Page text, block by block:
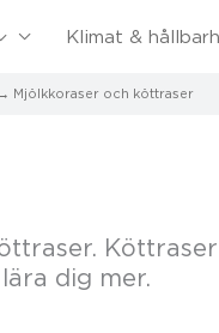
Klimat &
Mjölkkoraser och köttraser
dig mer.